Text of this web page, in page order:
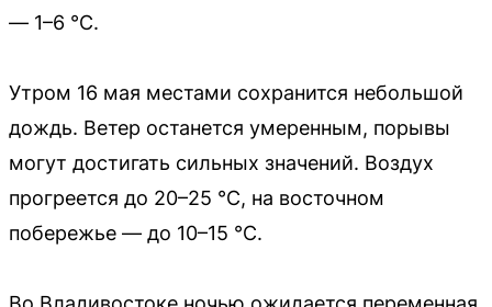
— 1–6 °C.
Утром 16 мая местами сохранится небольшой
дождь. Ветер останется умеренным, порывы
могут достигать сильных значений. Воздух
прогреется до 20–25 °C, на восточном
побережье — до 10–15 °C.